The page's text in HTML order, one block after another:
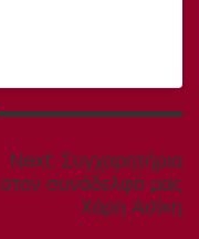
Next: Next
post:
Συγχαρητήρια
στον συνάδελφό μας
Xάρη Ασίκη